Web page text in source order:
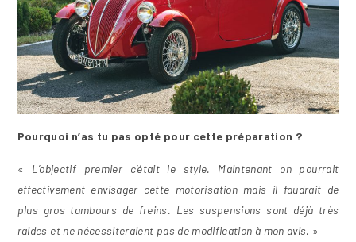
Pourquoi n’as tu pas opté pour cette préparation ?
« L’objectif premier c’était le style. Maintenant on pourrait
effectivement envisager cette motorisation mais il faudrait de
plus gros tambours de freins. Les suspensions sont déjà très
raides et ne nécessiteraient pas de modification à mon avis. »